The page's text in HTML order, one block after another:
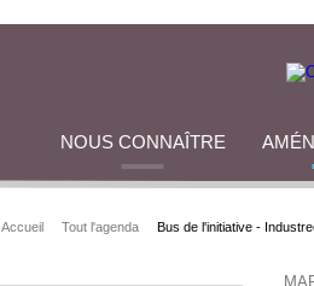
NOUS CONNAÎTRE
Accueil Tout l'agenda Bus de l'initiative -